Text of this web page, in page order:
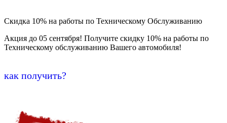
Скидка 10% на работы по Техническому Обслуживанию
Акция до 05 сентября! Получите скидку 10% на работы по
Техническому обслуживанию Вашего автомобиля!
как получить?